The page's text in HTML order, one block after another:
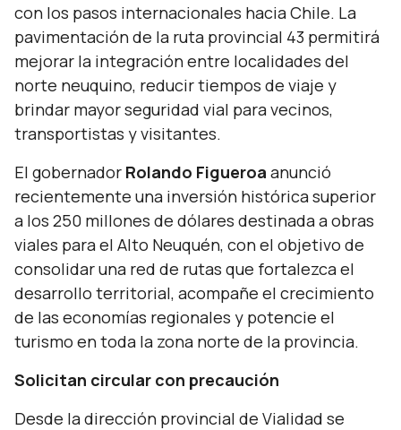
con los pasos internacionales hacia Chile. La
pavimentación de la ruta provincial 43 permitirá
mejorar la integración entre localidades del
norte neuquino, reducir tiempos de viaje y
brindar mayor seguridad vial para vecinos,
transportistas y visitantes.
El gobernador Rolando Figueroa anunció
recientemente una inversión histórica superior
a los 250 millones de dólares destinada a obras
viales para el Alto Neuquén, con el objetivo de
consolidar una red de rutas que fortalezca el
desarrollo territorial, acompañe el crecimiento
de las economías regionales y potencie el
turismo en toda la zona norte de la provincia.
Solicitan circular con precaución
Desde la dirección provincial de Vialidad se